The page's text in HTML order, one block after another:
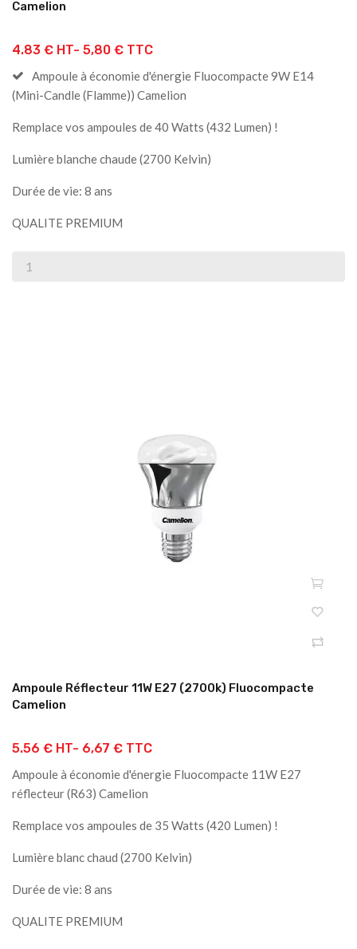
Camelion
4.83 € HT- 5,80 € TTC
Ampoule à économie d'énergie Fluocompacte 9W E14
(Mini-Candle (Flamme)) Camelion
Remplace vos ampoules de 40 Watts (432 Lumen) !
Lumière blanche chaude (2700 Kelvin)
Durée de vie: 8 ans
QUALITE PREMIUM
Ampoule Réflecteur 11W E27 (2700k) Fluocompacte
Camelion
5.56 € HT- 6,67 € TTC
Ampoule à économie d'énergie Fluocompacte 11W E27
réflecteur (R63) Camelion
Remplace vos ampoules de 35 Watts (420 Lumen) !
Lumière blanc chaud (2700 Kelvin)
Durée de vie: 8 ans
QUALITE PREMIUM